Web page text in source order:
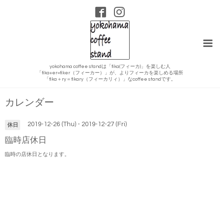
yokohama coffee standは「fika(フィーカ)」を楽しむ人
「fika+er=fiker（フィーカー）」が、よりフィーカを楽しめる場所
「fika＋ry＝fikary（フィーカリィ）」なcoffee standです。
カレンダー
休日 2019-12-26 (Thu) - 2019-12-27 (Fri)
臨時店休日
臨時の店休日となります。